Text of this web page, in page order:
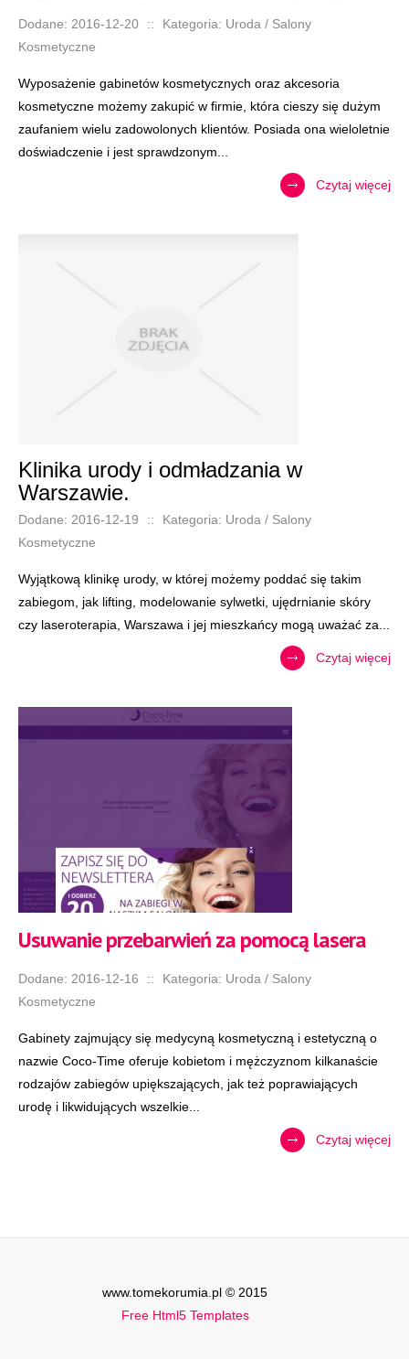
Dodane: 2016-12-20 ::
Kategoria: Uroda / Salony
Kosmetyczne
Wyposażenie gabinetów kosmetycznych oraz akcesoria
kosmetyczne możemy zakupić w firmie, która cieszy się dużym
zaufaniem wielu zadowolonych klientów. Posiada ona wieloletnie
doświadczenie i jest sprawdzonym...
Czytaj więcej
Klinika urody i odmładzania w
Warszawie.
Dodane: 2016-12-19 ::
Kategoria: Uroda / Salony
Kosmetyczne
Wyjątkową klinikę urody, w której możemy poddać się takim
zabiegom, jak lifting, modelowanie sylwetki, ujędrnianie skóry
czy laseroterapia, Warszawa i jej mieszkańcy mogą uważać za...
Czytaj więcej
Usuwanie przebarwień za pomocą lasera
Dodane: 2016-12-16 ::
Kategoria: Uroda / Salony
Kosmetyczne
Gabinety zajmujący się medycyną kosmetyczną i estetyczną o
nazwie Coco-Time oferuje kobietom i mężczyznom kilkanaście
rodzajów zabiegów upiększających, jak też poprawiających
urodę i likwidujących wszelkie...
Czytaj więcej
www.tomekorumia.pl © 2015
Free Html5 Templates